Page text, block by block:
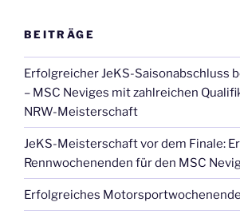
BEITRÄGE
Erfolgreicher JeKS-Saisonabschluss
– MSC Neviges mit zahlreichen
NRW-Meisterschaft
JeKS-Meisterschaft vor dem Finale:
Rennwochenenden für den MSC
Erfolgreiches